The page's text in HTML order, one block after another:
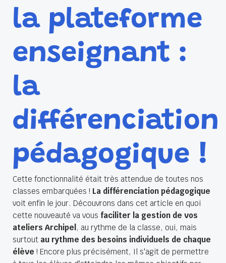
la plateforme
enseignant :
la
différenciation
pédagogique !
Cette fonctionnalité était très attendue de toutes nos
classes embarquées ! La différenciation pédagogique
voit enfin le jour. Découvrons dans cet article en quoi
cette nouveauté va vous faciliter la gestion de vos
ateliers Archipel , au rythme de la classe, oui, mais
surtout au rythme des besoins individuels de chaque
élève ! Encore plus précisément, Il s'agit de permettre